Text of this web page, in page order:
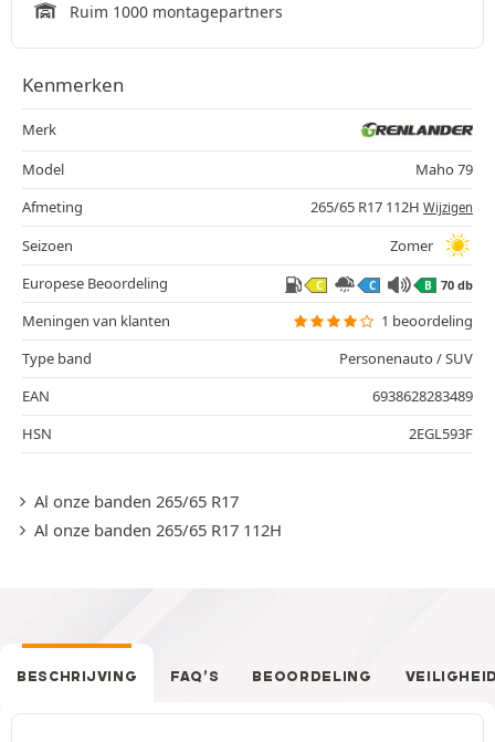
Ruim 1000 montagepartners
Kenmerken
Merk
Model
Maho 79
Afmeting
265/65 R17 112H Wijzigen
Seizoen
Zomer
Europese Beoordeling
C C B 70 db
Meningen van klanten
1 beoordeling
Type band
Personenauto / SUV
EAN
6938628283489
HSN
2EGL593F
Al onze banden 265/65 R17
Al onze banden 265/65 R17 112H
BESCHRIJVING FAQ’S BEOORDELING